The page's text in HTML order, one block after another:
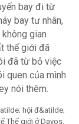
bay đi từ
bay tư nhân,
gian
thế giới đã
đã từ bỏ việc
quen của mình
nói thêm.